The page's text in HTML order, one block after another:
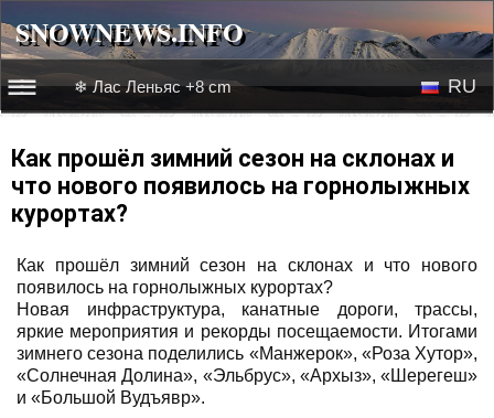
SNOWNEWS.INFO
☰☰
Веб-камеры
❄ Лас Леньяс +8 cm RU
Как прошёл зимний сезон на склонах и
что нового появилось на горнолыжных
курортах?
Как прошёл зимний сезон на склонах и что нового
появилось на горнолыжных курортах?
Новая инфраструктура, канатные дороги, трассы,
яркие мероприятия и рекорды посещаемости. Итогами
зимнего сезона поделились «Манжерок», «Роза Хутор»,
«Солнечная Долина», «Эльбрус», «Архыз», «Шерегеш»
и «Большой Вудъявр».